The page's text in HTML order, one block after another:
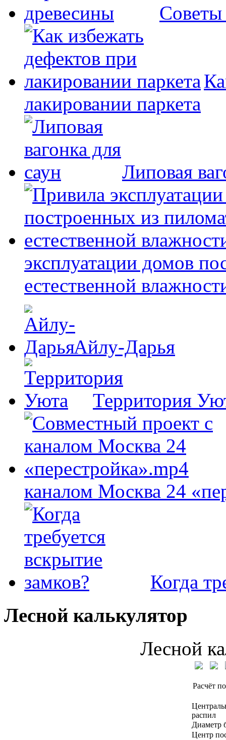
лакировании паркета
Липовая
эксплуатации домов
естественной
Айлу-Дарья
Территория
каналом Москва 24
Когда
Лесной калькулятор
Лесной
Расчёт
распил
Диаметр
Центр